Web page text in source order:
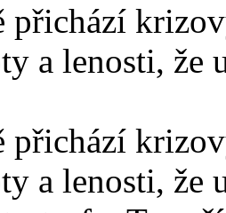
přichází
a lenosti, že
přichází
a lenosti, že